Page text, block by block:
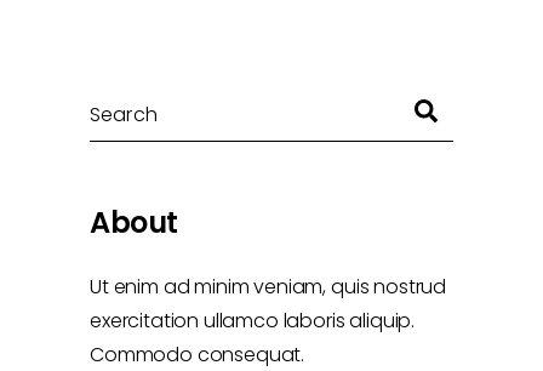
Search
About
Ut enim ad minim veniam, quis nostrud
exercitation ullamco laboris aliquip.
Commodo consequat.